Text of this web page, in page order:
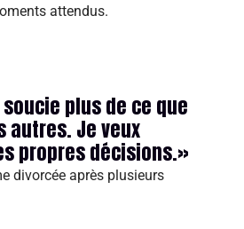
attendus.
plus de ce que
autres. Je veux
propres décisions.»
divorcée après plusieurs